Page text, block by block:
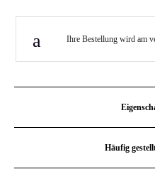
Ihre Bestellung wird am
Häufig